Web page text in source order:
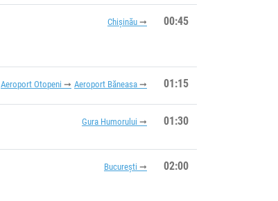
Chișinău 00:45
Aeroport Otopeni Aeroport Băneasa 01:15
Gura Humorului 01:30
București 02:00